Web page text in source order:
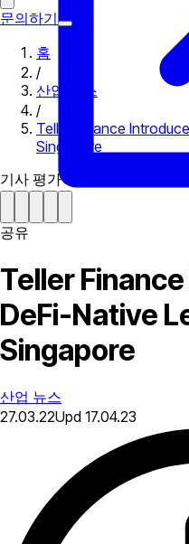
문의하기
홈
/
산업 뉴스
/
Teller Finance
Singapore
기사 평가하기
공유
Teller
DeFi-Native
Singapore
산업 뉴스
27.03.22Upd 17.04.23